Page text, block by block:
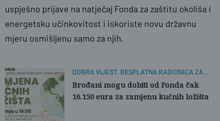
uspješno prijave na natječaj Fonda za zaštitu okoliša i
energetsku učinkovitost i iskoriste novu državnu
mjeru osmišljenu samo za njih.
DOBRA VIJEST. BESPLATNA RADIONICA ZA
Brođani mogu dobiti od Fonda čak
16.150 eura za zamjenu kućnih ložišta